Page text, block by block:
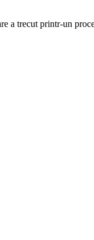
a trecut printr-un